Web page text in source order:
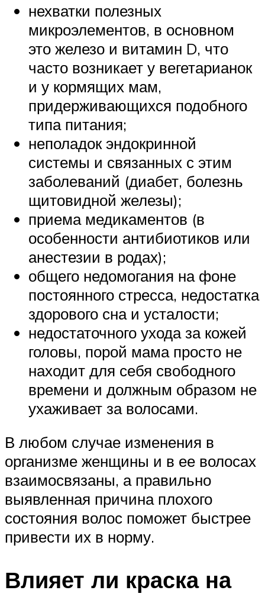
нехватки полезных
микроэлементов, в основном
это железо и витамин D, что
часто возникает у вегетарианок
и у кормящих мам,
придерживающихся подобного
типа питания;
неполадок эндокринной
системы и связанных с этим
заболеваний (диабет, болезнь
щитовидной железы);
приема медикаментов (в
особенности антибиотиков или
анестезии в родах);
общего недомогания на фоне
постоянного стресса, недостатка
здорового сна и усталости;
недостаточного ухода за кожей
головы, порой мама просто не
находит для себя свободного
времени и должным образом не
ухаживает за волосами.
В любом случае изменения в
организме женщины и в ее волосах
взаимосвязаны, а правильно
выявленная причина плохого
состояния волос поможет быстрее
привести их в норму.
Влияет ли краска на